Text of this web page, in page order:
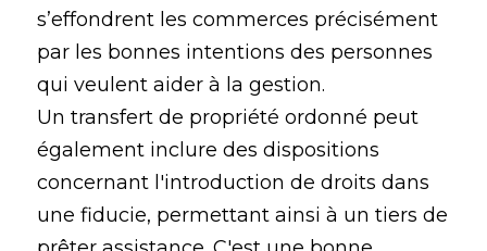
s’effondrent les commerces précisément
par les bonnes intentions des personnes
qui veulent aider à la gestion.
Un transfert de propriété ordonné peut
également inclure des dispositions
concernant l'introduction de droits dans
une fiducie, permettant ainsi à un tiers de